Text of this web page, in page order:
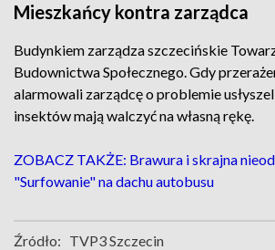
Mieszkańcy kontra zarządca
Budynkiem zarządza szczecińskie
Budownictwa Społecznego. Gdy
alarmowali zarządcę o problemie
insektów mają walczyć na własną rękę.
ZOBACZ TAKŻE: Brawura i skrajna
"Surfowanie" na dachu autobusu
Źródło: TVP3 Szczecin